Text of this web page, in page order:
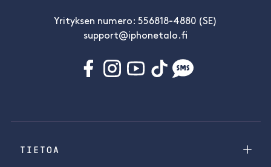
Yrityksen numero: 556818-4880 (SE)
support@iphonetalo.fi
TIETOA